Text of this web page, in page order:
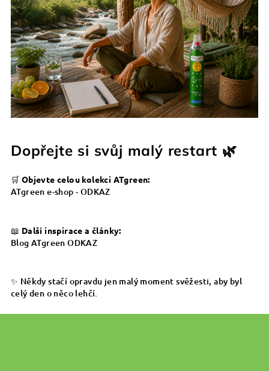
Dopřejte si svůj malý restart 🌿
🛒 Objevte celou kolekci ATgreen:
ATgreen e-shop - ODKAZ
📖 Další inspirace a články:
Blog ATgreen ODKAZ
✨ Někdy stačí opravdu jen malý moment svěžesti, aby byl
celý den o něco lehčí.